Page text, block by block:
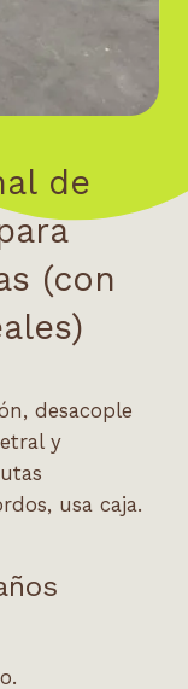
de
(con
desacople
y
usa caja.